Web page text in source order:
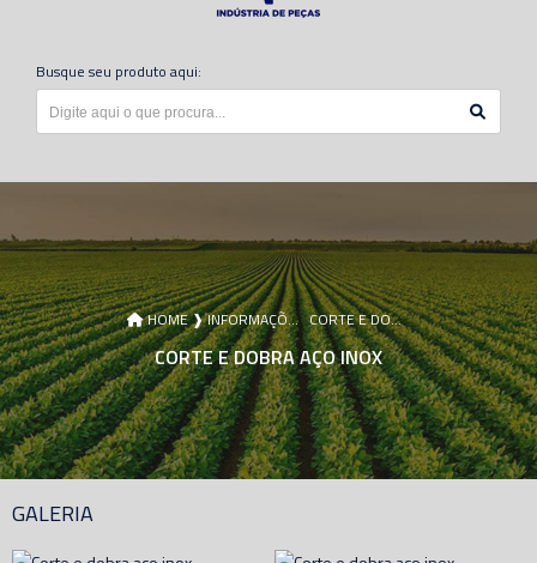
Busque seu produto aqui:
HOME ❱ INFORMAÇÕES ❱ CORTE E DOBRA AÇO INOX
CORTE E DOBRA AÇO INOX
GALERIA